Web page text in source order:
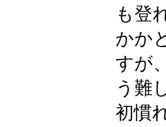
も登
かか
すが
う難
初慣